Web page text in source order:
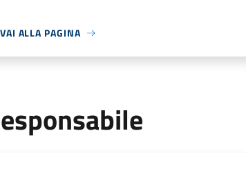
VAI ALLA PAGINA